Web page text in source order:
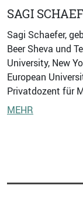
SAGI
Sagi Schaefer,
Beer Sheva und
University, New
European
Privatdozent für
MEHR